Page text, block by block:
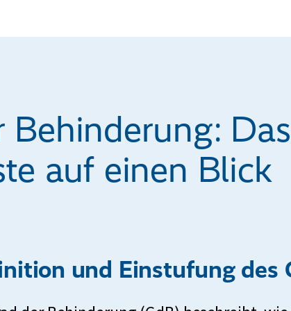
Behinderung: Das
auf einen Blick
und Einstufung des